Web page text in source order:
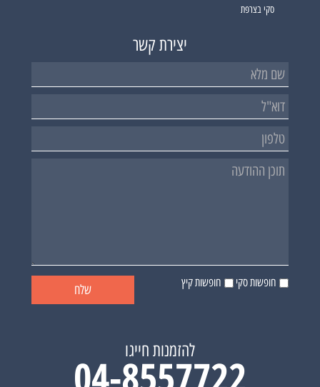
סקי בצרפת
יצירת קשר
חופשות סקי חופשות קיץ
להזמנות חייגו